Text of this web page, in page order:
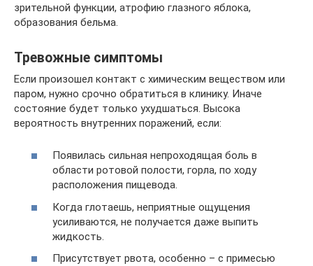
зрительной функции, атрофию глазного яблока,
образования бельма.
Тревожные симптомы
Если произошел контакт с химическим веществом или
паром, нужно срочно обратиться в клинику. Иначе
состояние будет только ухудшаться. Высока
вероятность внутренних поражений, если:
Появилась сильная непроходящая боль в
области ротовой полости, горла, по ходу
расположения пищевода.
Когда глотаешь, неприятные ощущения
усиливаются, не получается даже выпить
жидкость.
Присутствует рвота, особенно – с примесью